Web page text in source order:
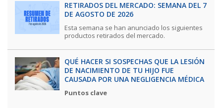
RETIRADOS DEL MERCADO: SEMANA DEL 7
DE AGOSTO DE 2026
Esta semana se han anunciado los siguientes
productos retirados del mercado.
QUÉ HACER SI SOSPECHAS QUE LA LESIÓN
DE NACIMIENTO DE TU HIJO FUE
CAUSADA POR UNA NEGLIGENCIA MÉDICA
Puntos clave